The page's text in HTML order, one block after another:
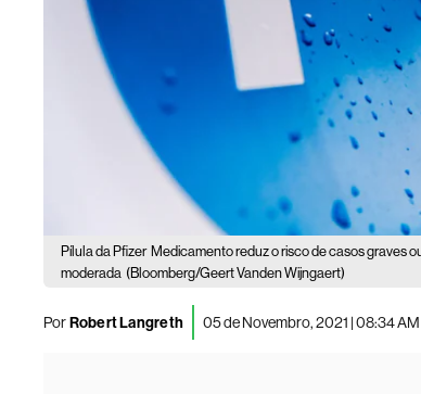
Pílula da Pfizer Medicamento reduz o risco de casos graves
moderada (Bloomberg/Geert Vanden Wijngaert)
PorRobert Langreth 05 de Novembro, 2021 | 08:34 AM